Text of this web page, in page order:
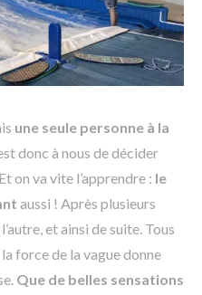
une seule personne à la
donc à nous de décider
on va vite l’apprendre : le
aussi ! Après plusieurs
et ainsi de suite. Tous
force de la vague donne
Que de belles sensations